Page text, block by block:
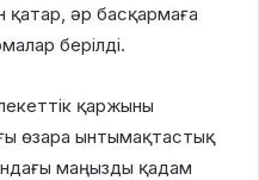
қатар, әр басқармаға
берілді.
қаржыны
өзара ынтымақтастық
маңызды қадам